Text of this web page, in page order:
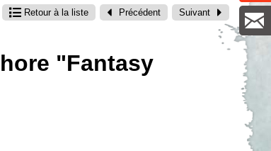
Retour à la liste Précédent Suivant
"Fantasy